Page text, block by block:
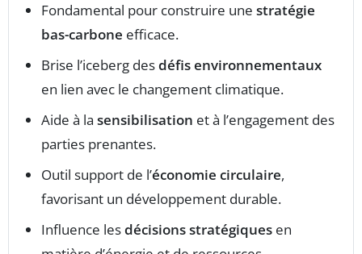
Fondamental pour construire une stratégie
bas-carbone efficace.
Brise l’iceberg desdéfis environnementaux
en lien avec le changement climatique.
Aide à la sensibilisation et à l’engagement des
parties prenantes.
Outil support de l’économie circulaire,
favorisant un développement durable.
Influence lesdécisions stratégiques en